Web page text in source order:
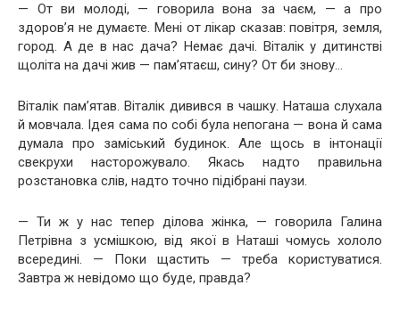
— От ви молоді, — говорила вона за чаєм, — а про
здоров’я не думаєте. Мені от лікар сказав: повітря, земля,
город. А де в нас дача? Немає дачі. Віталік у дитинстві
щоліта на дачі жив — пам’ятаєш, сину? От би знову…
Віталік пам’ятав. Віталік дивився в чашку. Наташа слухала
й мовчала. Ідея сама по собі була непогана — вона й сама
думала про заміський будинок. Але щось в інтонації
свекрухи насторожувало. Якась надто правильна
розстановка слів, надто точно підібрані паузи.
— Ти ж у нас тепер ділова жінка, — говорила Галина
Петрівна з усмішкою, від якої в Наташі чомусь хололо
всередині. — Поки щастить — треба користуватися.
Завтра ж невідомо що буде, правда?